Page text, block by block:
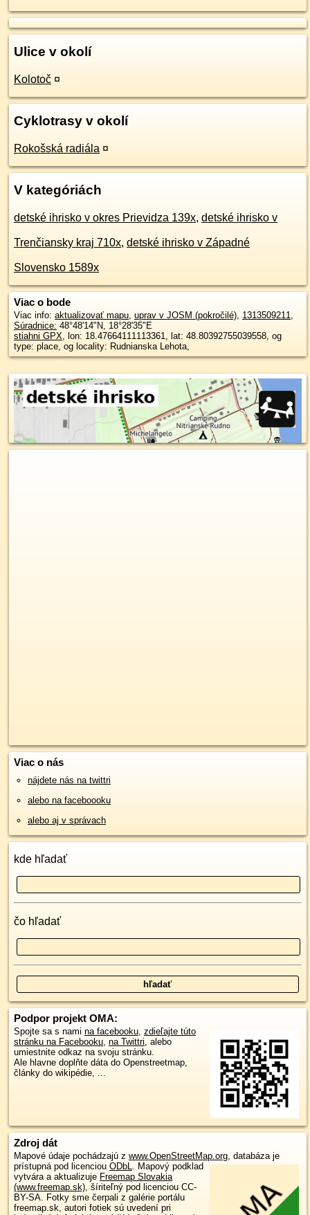
Ulice v okolí
Kolotoč ¤
Cyklotrasy v okolí
Rokošská radiála ¤
V kategóriách
detské ihrisko v okres Prievidza 139x, detské ihrisko v
Trenčiansky kraj 710x, detské ihrisko v Západné
Slovensko 1589x
Viac o bode
Viac info: aktualizovať mapu, uprav v JOSM (pokročilé), 1313509211,
Súradnice: 48°48'14"N, 18°28'35"E
stiahni GPX, lon: 18.47664111113361, lat: 48.80392755039558, og
type: place, og locality: Rudnianska Lehota,
Viac o nás
nájdete nás na twittri
alebo na faceboooku
alebo aj v správach
kde hľadať
čo hľadať
Podpor projekt OMA:
Spojte sa s nami na facebooku, zdieľajte túto
stránku na Facebooku, na Twittri, alebo
umiestnite odkaz na svoju stránku.
Ale hlavne doplňte dáta do Openstreetmap,
články do wikipédie, ...
Zdroj dát
Mapové údaje pochádzajú z www.OpenStreetMap.org, databáza je
prístupná pod licenciou ODbL. Mapový podklad
vytvára a aktualizuje Freemap Slovakia
(www.freemap.sk), šíriteľný pod licenciou CC-
BY-SA. Fotky sme čerpali z galérie portálu
freemap.sk, autori fotiek sú uvedení pri